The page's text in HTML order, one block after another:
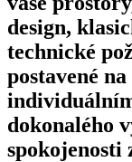
design,
technické
postavené
dokonalého
spokojenosti